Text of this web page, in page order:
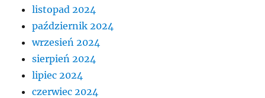
listopad 2024
październik 2024
wrzesień 2024
sierpień 2024
lipiec 2024
czerwiec 2024